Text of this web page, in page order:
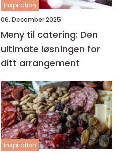
inspiration
06. December 2025
Meny til catering: Den
ultimate løsningen for
ditt arrangement
inspiration